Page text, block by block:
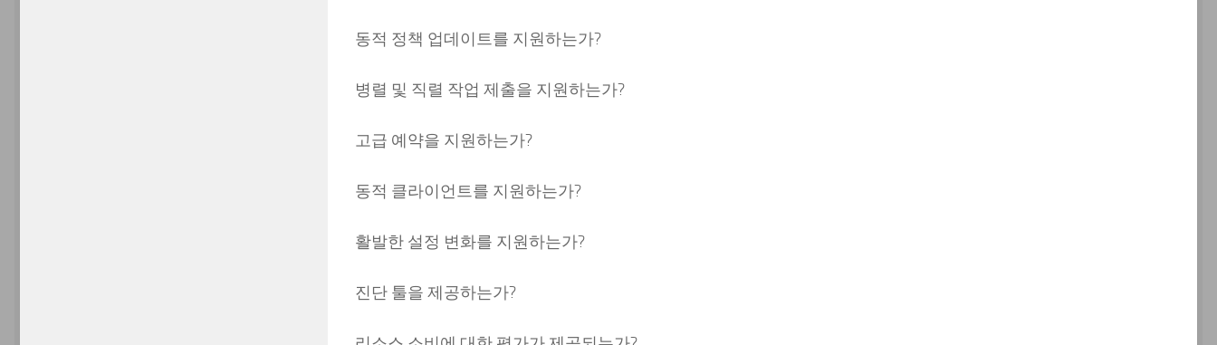
동적 정책 업데이트를 지원하는가?
병렬 및 직렬 작업 제출을 지원하는가?
고급 예약을 지원하는가?
동적 클라이언트를 지원하는가?
활발한 설정 변화를 지원하는가?
진단 툴을 제공하는가?